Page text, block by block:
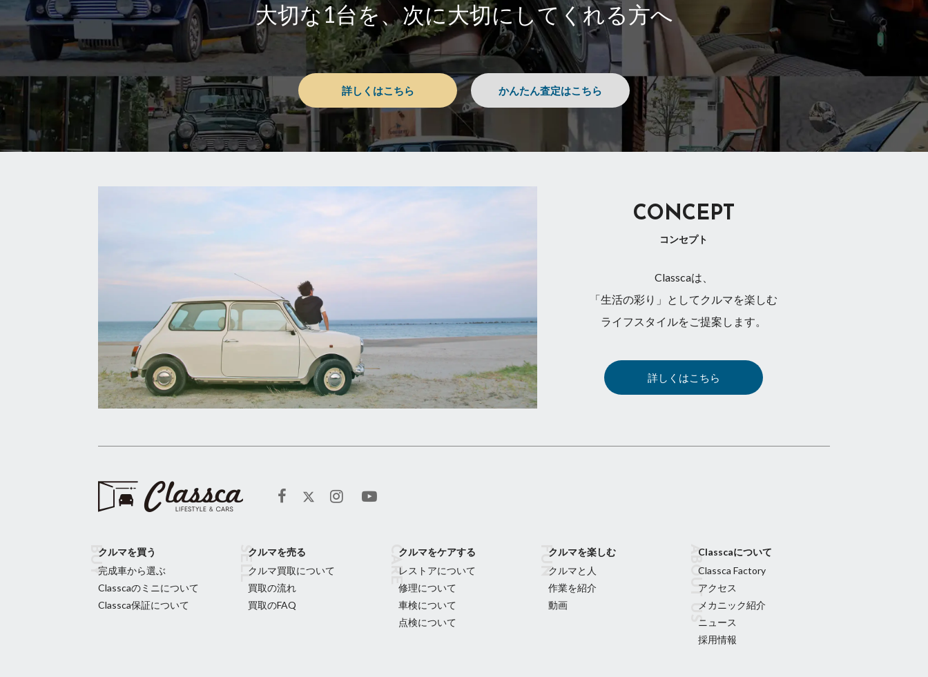
大切な1台を、次に大切にしてくれる方へ
詳しくはこちら かんたん査定はこちら
CONCEPT
コンセプト
Classcaは、
「生活の彩り」としてクルマを楽しむ
ライフスタイルをご提案します。
詳しくはこちら
クルマを買う
完成車から選ぶ
Classcaのミニについて
Classca保証について
クルマを売る
クルマ買取について
買取の流れ
買取のFAQ
クルマをケアする
レストアについて
修理について
車検について
点検について
クルマを楽しむ
クルマと人
作業を紹介
動画
Classcaについて
Classca Factory
アクセス
メカニック紹介
ニュース
採用情報